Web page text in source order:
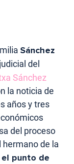
Sánchez
del
Sánchez
la noticia de
años y tres
del proceso
hermano de la
el punto de